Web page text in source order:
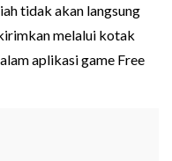
tidak akan langsung
melalui kotak
aplikasi game Free